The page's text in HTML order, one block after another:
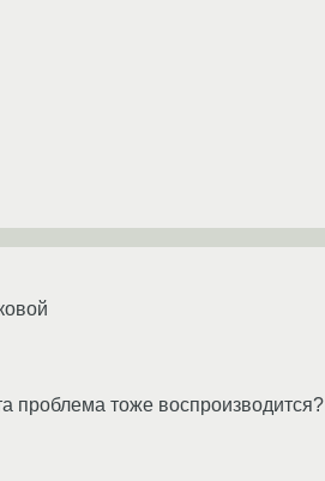
проблема тоже воспроизводится?